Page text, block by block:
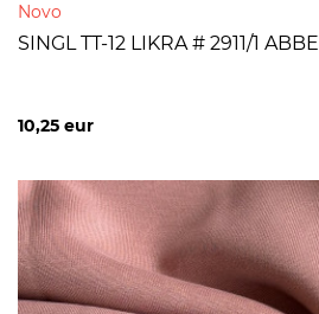
Novo
SINGL TT-12 LIKRA # 2911/1
10,25 eur